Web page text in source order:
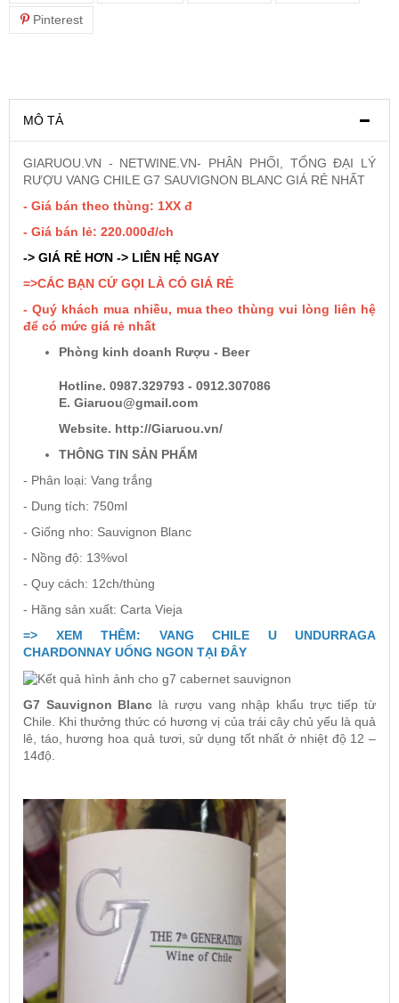
RƯỢU VANG ĐÀ LẠT
Vang Newzeland giá rẻ nhất
Rượu Vang Argentina
VANG CANADA ICEWINE
RƯỢU VANG NAM PHI
Rượu Vang BỒ ĐÀO NHA
RƯỢU VANG ROMANIA GIÁ CỰC RẺ
RƯỢU VANG ĐỨC
Pinterest
MÔ TẢ
GIARUOU.VN - NETWINE.VN- PHÂN PHỐI, TỔNG ĐẠI LÝ
RƯỢU VANG CHILE G7 SAUVIGNON BLANC GIÁ RẺ NHẤT
- Giá bán theo thùng: 1XX đ
- Giá bán lẻ: 220.000đ/ch
-> GIÁ RẺ HƠN -> LIÊN HỆ NGAY
=>CÁC BẠN CỨ GỌI LÀ CÓ GIÁ RẺ
- Quý khách mua nhiều, mua theo thùng vui lòng liên hệ
để có mức giá rẻ nhất
Phòng kinh doanh Rượu - Beer
Hotline. 0987.329793 - 0912.307086
E. Giaruou@gmail.com
Website. http://Giaruou.vn/
THÔNG TIN SẢN PHẨM
- Phân loại: Vang trắng
- Dung tích: 750ml
- Giống nho: Sauvignon Blanc
- Nồng độ: 13%vol
- Quy cách: 12ch/thùng
- Hãng sản xuất: Carta Vieja
=> XEM THÊM: VANG CHILE U UNDURRAGA
CHARDONNAY UỐNG NGON TẠI ĐÂY
G7 Sauvignon Blanc là rượu vang nhập khẩu trực tiếp từ
Chile. Khi thưởng thức có hương vị của trái cây chủ yếu là quả
lê, táo, hương hoa quả tươi, sử dụng tốt nhất ở nhiệt độ 12 –
14độ.